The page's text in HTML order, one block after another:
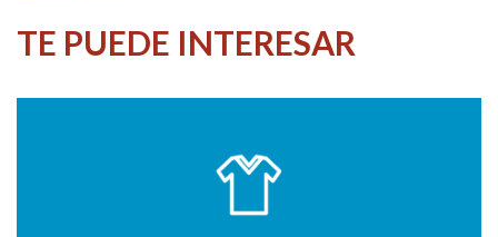
TE PUEDE INTERESAR